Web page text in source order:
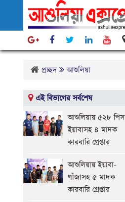
প্রচ্ছদ আশুলিয়া
এই বিভাগের সর্বশেষ
আশুলিয়ায় ৫২৮ পিস
ইয়াবাসহ ৪ মাদক
কারবারি গ্রেপ্তার
আশুলিয়ায় ইয়াবা-
গাঁজাসহ ৫ মাদক
কারবারি গ্রেপ্তার